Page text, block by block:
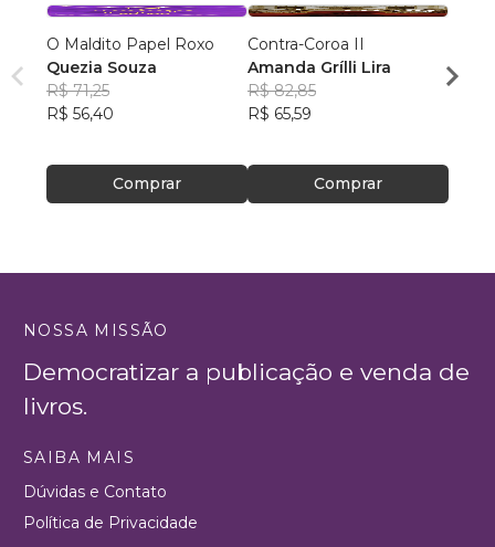
O Maldito Papel Roxo
Quezia Souza
R$ 71,25
R$ 56,40
Comprar
Contra-Coroa II
Amanda Grílli Lira
R$ 82,85
R$ 65,59
Comprar
R$
NOSSA MISSÃO
Democratizar a publicação e venda de
livros.
SAIBA MAIS
Dúvidas e Contato
Política de Privacidade